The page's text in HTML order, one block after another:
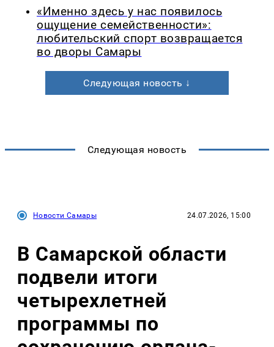
«Именно здесь у нас появилось
ощущение семейственности»:
любительский спорт возвращается
во дворы Самары
Следующая новость ↓
Следующая новость
Новости Самары 24.07.2026, 15:00
В Самарской области
подвели итоги
четырехлетней
программы по